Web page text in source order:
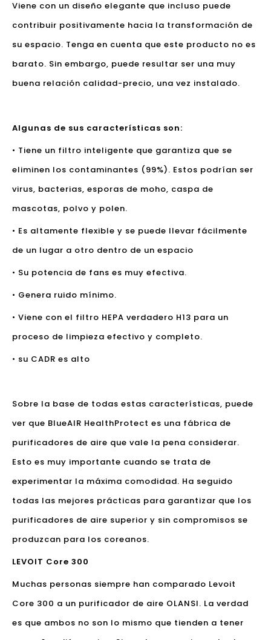
Viene con un diseño elegante que incluso puede
contribuir positivamente hacia la transformación de
su espacio. Tenga en cuenta que este producto no es
barato. Sin embargo, puede resultar ser una muy
buena relación calidad-precio, una vez instalado.
Algunas de sus características son:
• Tiene un filtro inteligente que garantiza que se
eliminen los contaminantes (99%). Estos podrían ser
virus, bacterias, esporas de moho, caspa de
mascotas, polvo y polen.
• Es altamente flexible y se puede llevar fácilmente
de un lugar a otro dentro de un espacio
• Su potencia de fans es muy efectiva.
• Genera ruido mínimo.
• Viene con el filtro HEPA verdadero H13 para un
proceso de limpieza efectivo y completo.
• su CADR es alto
Sobre la base de todas estas características, puede
ver que BlueAIR HealthProtect es una fábrica de
purificadores de aire que vale la pena considerar.
Esto es muy importante cuando se trata de
experimentar la máxima comodidad. Ha seguido
todas las mejores prácticas para garantizar que los
purificadores de aire superior y sin compromisos se
produzcan para los coreanos.
LEVOIT Core 300
Muchas personas siempre han comparado Levoit
Core 300 a un purificador de aire OLANSI. La verdad
es que ambos no son lo mismo que tienden a tener